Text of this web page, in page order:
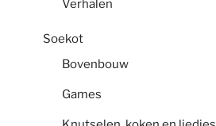
Verhalen
Soekot
Bovenbouw
Games